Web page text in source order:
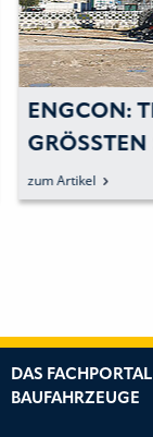
ENGCON:
GRÖSSTEN
FFIZIENTER
zum Artikel
DAS
BAUFAHRZEUGE